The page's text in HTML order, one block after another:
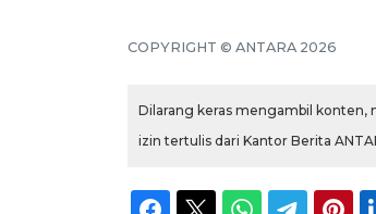
COPYRIGHT © ANTARA 2026
Dilarang keras mengambil konten,
izin tertulis dari Kantor Berita